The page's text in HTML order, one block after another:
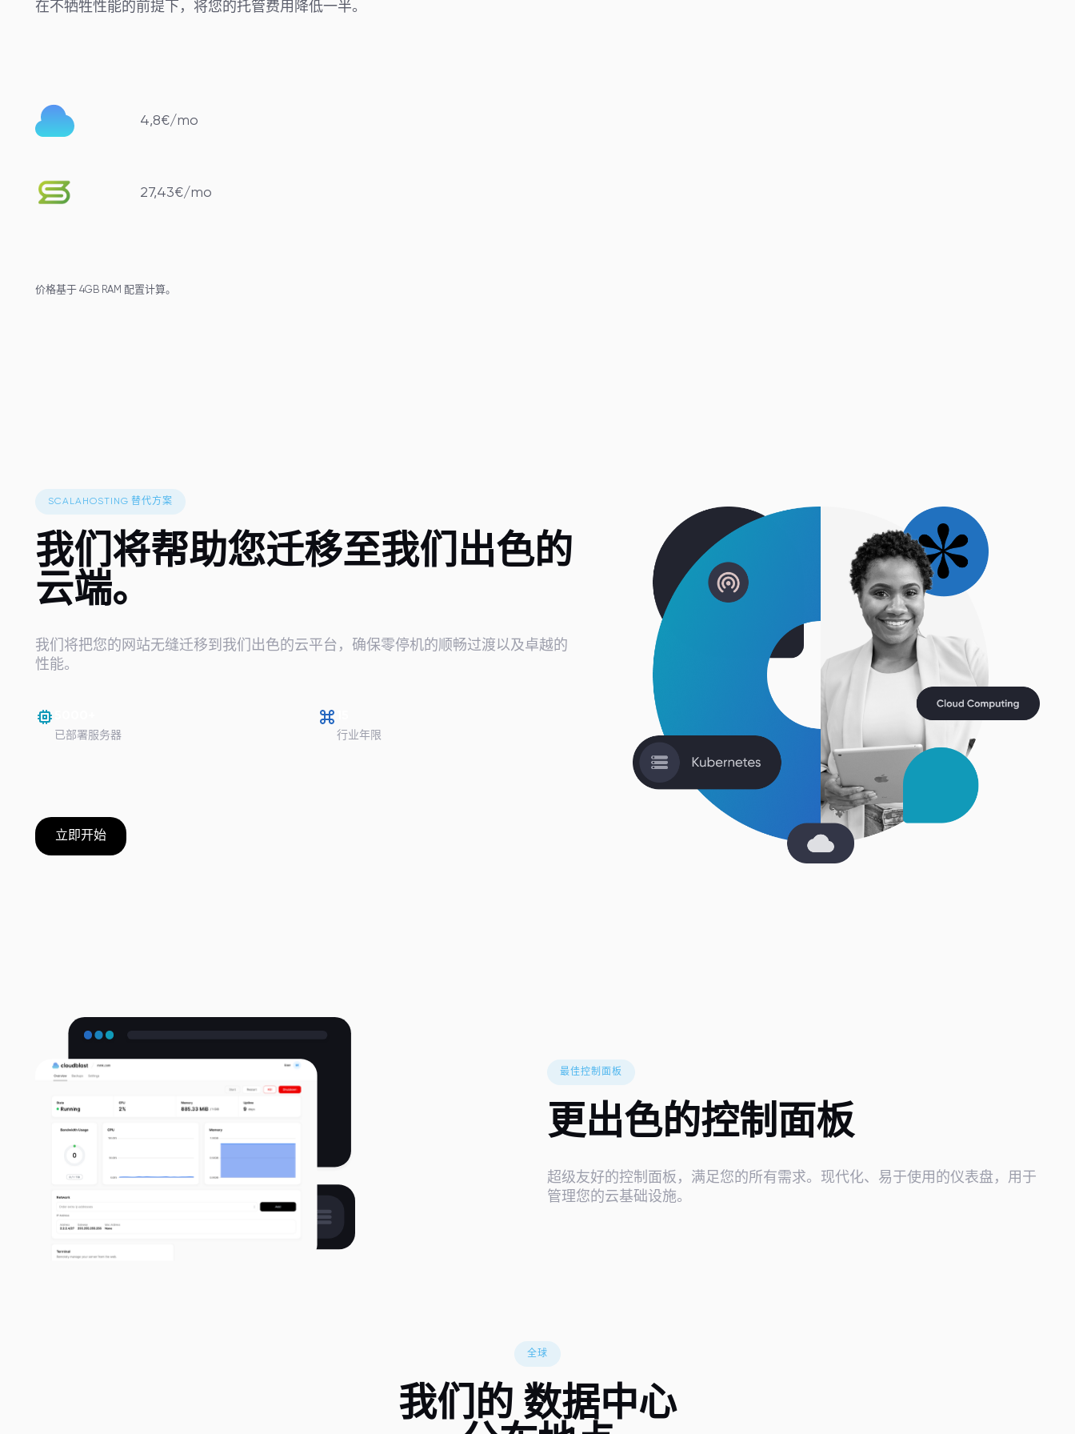
在不牺牲性能的前提下，将您的托管费用降低一半。
4,8€/mo
27,43€/mo
价格基于 4GB RAM 配置计算。
SCALAHOSTING 替代方案
我们将帮助您迁移至我们出色的
云端。
我们将把您的网站无缝迁移到我们出色的云平台，确保零停机的顺畅过渡以及卓越的
性能。
已部署服务器 行业年限
立即开始
最佳控制面板
更出色的控制面板
超级友好的控制面板，满足您的所有需求。现代化、易于使用的仪表盘，用于
管理您的云基础设施。
全球
我们的 数据中心